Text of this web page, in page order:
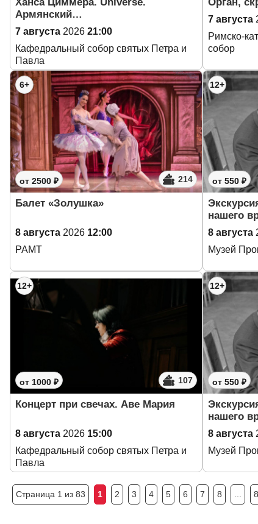
Армянский…
7 августа 2026 21:00
Кафедральный собор святых Петра и
Павла
7 августа
Римско-
собор
6+
от 2500 ₽ 214
Балет «Золушка»
8 августа 2026 12:00
РАМТ
12+
от 550 ₽
нашего
8 августа
Музей
12+
от 1000 ₽ 107
Концерт при свечах. Аве Мария
8 августа 2026 15:00
Кафедральный собор святых Петра и
Павла
12+
от 550 ₽
нашего
8 августа
Музей
Страница 1 из 83 1 2 3 4 5 6 7 8